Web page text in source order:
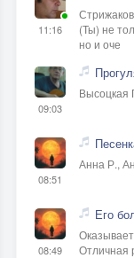
11:16
(Ты) не
но и оче
09:03
Высоцкая
08:51
Анна Р.,
08:49
Его
Отличная